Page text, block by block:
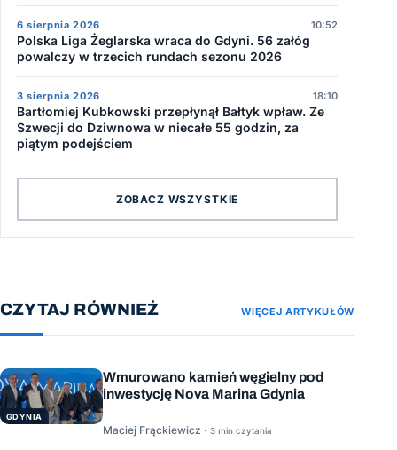
6 sierpnia 2026 10:52
Polska Liga Żeglarska wraca do Gdyni. 56 załóg
powalczy w trzecich rundach sezonu 2026
3 sierpnia 2026 18:10
Bartłomiej Kubkowski przepłynął Bałtyk wpław. Ze
Szwecji do Dziwnowa w niecałe 55 godzin, za
piątym podejściem
ZOBACZ WSZYSTKIE
CZYTAJ RÓWNIEŻ WIĘCEJ ARTYKUŁÓW
GDYNIA
Wmurowano kamień węgielny pod
inwestycję Nova Marina Gdynia
Maciej Frąckiewicz · 3 min czytania